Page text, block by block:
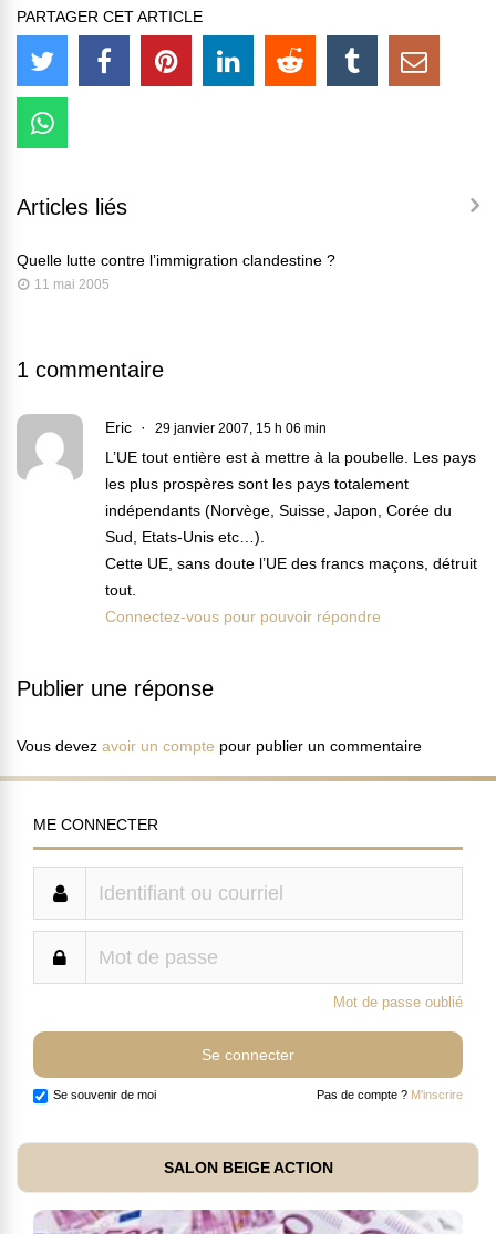
PARTAGER CET ARTICLE
Articles liés
Quelle lutte contre l’immigration clandestine ?
11 mai 2005
1 commentaire
Eric 29 janvier 2007, 15 h 06 min
L’UE tout entière est à mettre à la poubelle. Les pays
les plus prospères sont les pays totalement
indépendants (Norvège, Suisse, Japon, Corée du
Sud, Etats-Unis etc…).
Cette UE, sans doute l’UE des francs maçons, détruit
tout.
Connectez-vous pour pouvoir répondre
Publier une réponse
Vous devez avoir un compte pour publier un commentaire
ME CONNECTER
Mot de passe oublié
Se souvenir de moi Pas de compte ? M'inscrire
SALON BEIGE ACTION